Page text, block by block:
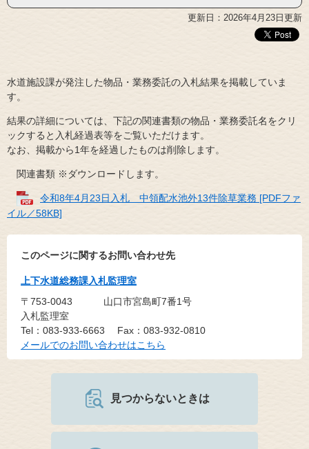
更新日：2026年4月23日更新
水道施設課が発注した物品・業務委託の入札結果を掲載していま
す。
結果の詳細については、下記の関連書類の物品・業務委託名をクリ
ックすると入札経過表等をご覧いただけます。
なお、掲載から1年を経過したものは削除します。
関連書類 ※ダウンロードします。
令和8年4月23日入札 中領配水池外13件除草業務 [PDFファ
イル／58KB]
このページに関するお問い合わせ先
上下水道総務課入札監理室
〒753-0043
山口市宮島町7番1号
入札監理室
Tel：083-933-6663
Fax：083-932-0810
メールでのお問い合わせはこちら
見つからないときは